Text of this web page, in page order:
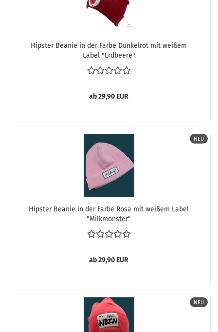
Hipster Beanie in der Farbe Dunkelrot mit weißem
Label "Erdbeere"
ab 29,90 EUR
NEU
Hipster Beanie in der Farbe Rosa mit weißem Label
"Milkmonster"
ab 29,90 EUR
NEU